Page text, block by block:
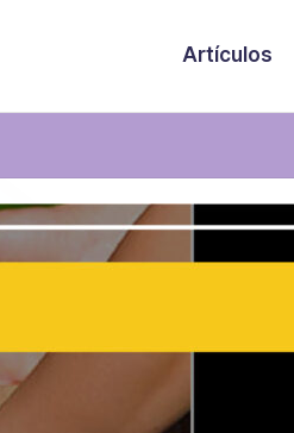
Artículos